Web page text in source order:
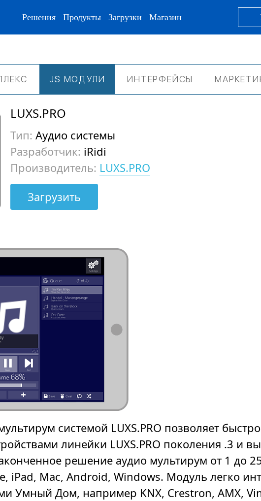
Решения Продукты Загрузки Магазин
JS МОДУЛИ ИНТЕРФЕЙСЫ
LUXS.PRO
Тип: Аудио системы
Разработчик: iRidi
Производитель: LUXS.PRO
Загрузить
системой LUXS.PRO позволяет
линейки LUXS.PRO поколения .3 и
решение аудио мультирум от 1 до
iPad, Mac, Android, Windows. Модуль легко
Умный Дом, например KNX, Crestron, AMX,